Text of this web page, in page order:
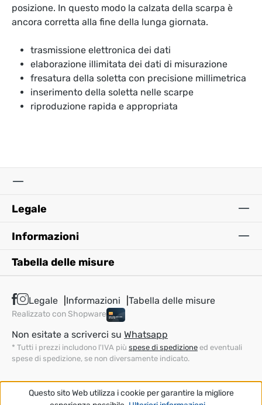
posizione. In questo modo la calzata della scarpa è
ancora corretta alla fine della lunga giornata.
trasmissione elettronica dei dati
elaborazione illimitata dei dati di misurazione
fresatura della soletta con precisione millimetrica
inserimento della soletta nelle scarpe
riproduzione rapida e appropriata
Legale
Informazioni
Tabella delle misure
Legale Informazioni Tabella delle misure
Realizzato con Shopware
Non esitate a scriverci su Whatsapp
* Tutti i prezzi includono l'IVA più spese di spedizione ed eventuali
spese di spedizione, se non diversamente indicato.
Questo sito Web utilizza i cookie per garantire la migliore